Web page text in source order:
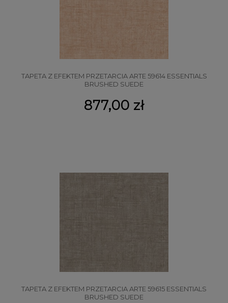
TAPETA Z EFEKTEM PRZETARCIA ARTE 59614 ESSENTIALS
BRUSHED SUEDE
877,00 zł
TAPETA Z EFEKTEM PRZETARCIA ARTE 59615 ESSENTIALS
BRUSHED SUEDE